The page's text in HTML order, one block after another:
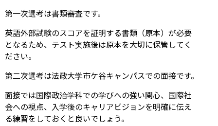
第一次選考は書類審査です。
英語外部試験のスコアを証明する書類（原本）が必要
となるため、テスト実施後は原本を大切に保管してく
ださい。
第二次選考は法政大学市ケ谷キャンパスでの面接です。
面接では国際政治学科での学びへの強い関心、国際社
会への視点、入学後のキャリアビジョンを明確に伝え
る練習をしておくと良いでしょう。